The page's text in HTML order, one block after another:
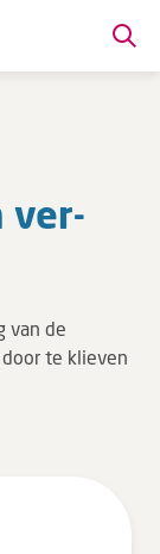
ver­
van de
te klieven